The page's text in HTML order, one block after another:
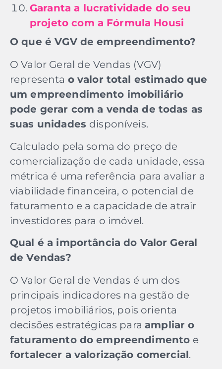
Garanta a lucratividade do seu
projeto com a Fórmula Housi
O que é VGV de empreendimento?
O Valor Geral de Vendas (VGV)
representa o valor total estimado que
um empreendimento imobiliário
pode gerar com a venda de todas as
suas unidades disponíveis.
Calculado pela soma do preço de
comercialização de cada unidade, essa
métrica é uma referência para avaliar a
viabilidade financeira, o potencial de
faturamento e a capacidade de atrair
investidores para o imóvel.
Qual é a importância do Valor Geral
de Vendas?
O Valor Geral de Vendas é um dos
principais indicadores na gestão de
projetos imobiliários, pois orienta
decisões estratégicas paraampliar o
faturamento do empreendimento e
fortalecer a valorização comercial.